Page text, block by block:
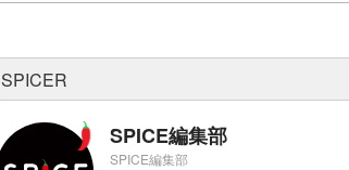
SPICER
SPICE編集部
SPICE編集部